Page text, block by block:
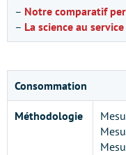
– Notre comparatif
– La science au
Consommation
Méthodologie